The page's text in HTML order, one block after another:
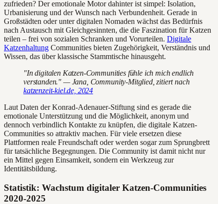
zufrieden? Der emotionale Motor dahinter ist simpel: Isolation,
Urbanisierung und der Wunsch nach Verbundenheit. Gerade in
Großstädten oder unter digitalen Nomaden wächst das Bedürfnis
nach Austausch mit Gleichgesinnten, die die Faszination für Katzen
teilen – frei von sozialen Schranken und Vorurteilen. Digitale
Katzenhaltung Communities bieten Zugehörigkeit, Verständnis und
Wissen, das über klassische Stammtische hinausgeht.
"In digitalen Katzen-Communities fühle ich mich endlich
verstanden." — Jana, Community-Mitglied, zitiert nach
katzenzeit-kiel.de, 2024
Laut Daten der Konrad-Adenauer-Stiftung sind es gerade die
emotionale Unterstützung und die Möglichkeit, anonym und
dennoch verbindlich Kontakte zu knüpfen, die digitale Katzen-
Communities so attraktiv machen. Für viele ersetzen diese
Plattformen reale Freundschaft oder werden sogar zum Sprungbrett
für tatsächliche Begegnungen. Die Community ist damit nicht nur
ein Mittel gegen Einsamkeit, sondern ein Werkzeug zur
Identitätsbildung.
Statistik: Wachstum digitaler Katzen-Communities
2020-2025